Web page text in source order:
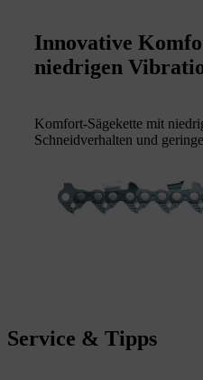
Innovative
niedrigen
Komfort-Sägekette mit
Schneidverhalten und
Service & Tipps